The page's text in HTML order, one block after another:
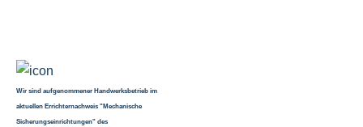
Wir sind aufgenommener Handwerksbetrieb im
aktuellen Errichternachweis "Mechanische
Sicherungseinrichtungen" des